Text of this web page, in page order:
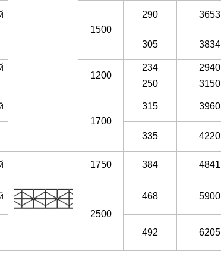
1500
290 3653
305 3834
1200
234 2940
250 3150
1700
315 3960
335 4220
1750 384 4841
2500
468 5900
492 6205